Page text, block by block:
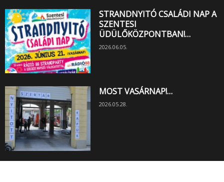
STRANDNYITÓ CSALÁDI NAP A
SZENTESI
ÜDÜLŐKÖZPONTBAN!…
2026.06.05.
MOST VASÁRNAP!…
2026.05.28.